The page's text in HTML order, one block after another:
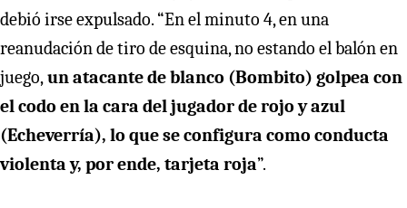
debió irse expulsado. “En el minuto 4, en una
reanudación de tiro de esquina, no estando el balón en
juego, un atacante de blanco (Bombito) golpea con
el codo en la cara del jugador de rojo y azul
(Echeverría), lo que se configura como conducta
violenta y, por ende, tarjeta roja”.